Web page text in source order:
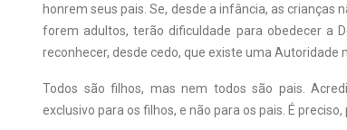
honrem seus pais. Se, desde a infância, as
forem adultos, terão dificuldade para obedecer a
reconhecer, desde cedo, que existe uma Autoridade
Todos são filhos, mas nem todos são pais.
exclusivo para os filhos, e não para os pais. É